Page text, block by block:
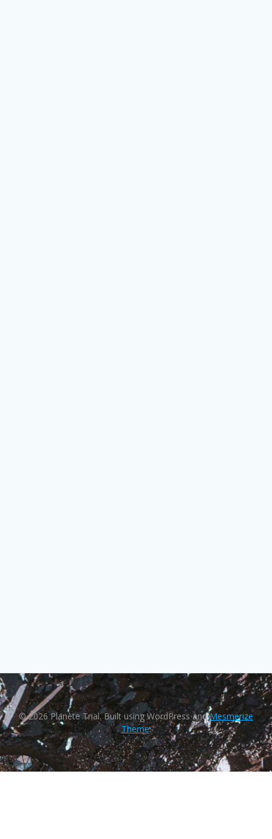
© 2026 Planète Trial. Built using WordPress andMesmerize
Theme.